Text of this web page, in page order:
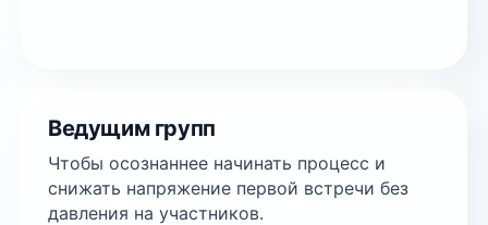
Ведущим групп
Чтобы осознаннее начинать процесс и
снижать напряжение первой встречи без
давления на участников.